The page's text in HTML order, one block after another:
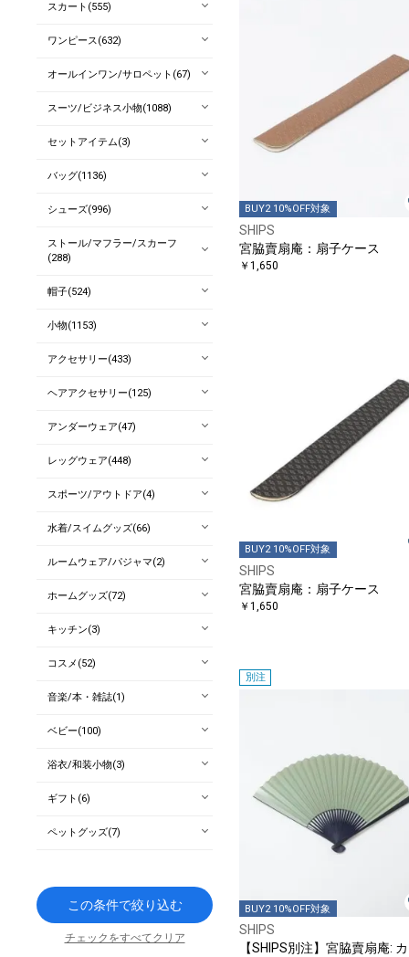
BUY2 10%OFF対象
SHIPS
宮脇賣扇庵：扇子ケース
￥1,650
BUY2 10%OFF対象
SHIPS
宮脇賣扇庵：扇子ケース
￥1,650
別注
BUY2 10%OFF対象
SHIPS
【SHIPS別注】宮脇賣扇庵:
スカート(555)
ワンピース(632)
オールインワン/サロペット(67)
スーツ/ビジネス小物(1088)
セットアイテム(3)
バッグ(1136)
シューズ(996)
ストール/マフラー/スカーフ
(288)
帽子(524)
小物(1153)
アクセサリー(433)
ヘアアクセサリー(125)
アンダーウェア(47)
レッグウェア(448)
スポーツ/アウトドア(4)
水着/スイムグッズ(66)
ルームウェア/パジャマ(2)
ホームグッズ(72)
キッチン(3)
コスメ(52)
音楽/本・雑誌(1)
ベビー(100)
浴衣/和装小物(3)
ギフト(6)
ペットグッズ(7)
この条件で絞り込む
チェックをすべてクリア